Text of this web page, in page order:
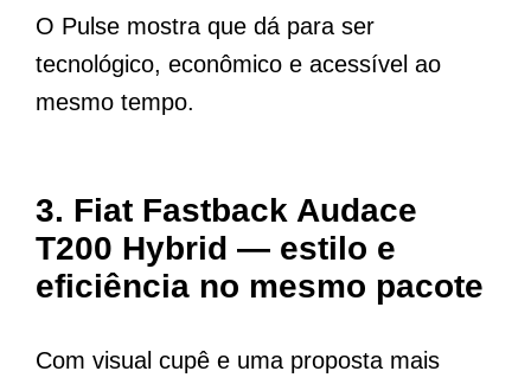
O Pulse mostra que dá para ser
tecnológico, econômico e acessível ao
mesmo tempo.
3. Fiat Fastback Audace
T200 Hybrid — estilo e
eficiência no mesmo pacote
Com visual cupê e uma proposta mais